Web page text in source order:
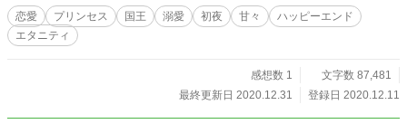
alphapolis.co.jp/novel/702276663/183445041
恋愛 プリンセス 国王 溺愛 初夜 甘々
ハッピーエンド
エタニティ
感想数 1
文字数 87,481
最終更新日 2020.12.31
登録日 2020.12.11